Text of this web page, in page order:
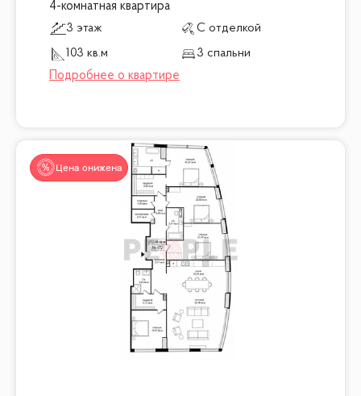
4-комнатная квартира
3 этаж
С отделкой
103 кв.м
3 спальни
Цена снижена